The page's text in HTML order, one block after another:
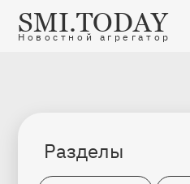
SMI.TODAY
Новостной агрегатор
Разделы